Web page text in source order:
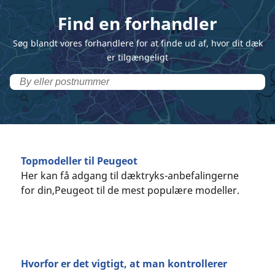
Find en forhandler
Søg blandt vores forhandlere for at finde ud af, hvor dit dæk
er tilgængeligt
Topmodeller til Peugeot
Her kan få adgang til dæktryks-anbefalingerne
for din,Peugeot til de mest populære modeller.
Hvorfor er det vigtigt, at man kontrollerer